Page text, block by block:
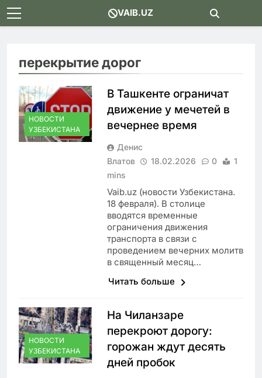
Skip
to
VAIB.UZ
перекрытие дорог
НОВОСТИ
УЗБЕКИСТАНА
В Ташкенте ограничат
движение у мечетей в
вечернее время
Денис
Влатов
18.02.2026 0
1
mins
Vaib.uz (новости Узбекистана.
18 февраля). В столице
вводятся временные
ограничения движения
транспорта в связи с
проведением вечерних молитв
в священный месяц…
Читать больше
НОВОСТИ
УЗБЕКИСТАНА
На Чиланзаре
перекроют дорогу:
горожан ждут десять
дней пробок